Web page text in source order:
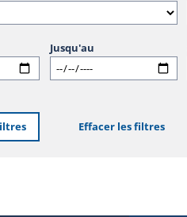
Jusqu'au
Effacer les filtres